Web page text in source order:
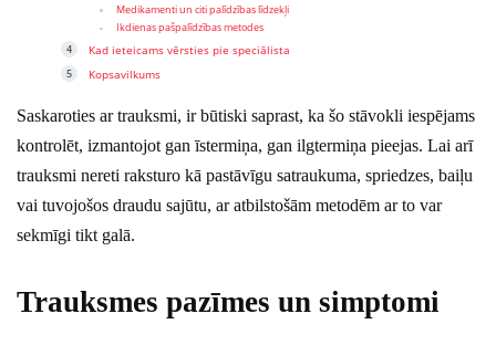
Medikamenti un citi palīdzības līdzekļi
Ikdienas pašpalīdzības metodes
Kad ieteicams vērsties pie speciālista
Kopsavilkums
Saskaroties ar trauksmi, ir būtiski saprast, ka šo stāvokli iespējams
kontrolēt, izmantojot gan īstermiņa, gan ilgtermiņa pieejas. Lai arī
trauksmi nereti raksturo kā pastāvīgu satraukuma, spriedzes, baiļu
vai tuvojošos draudu sajūtu, ar atbilstošām metodēm ar to var
sekmīgi tikt galā.
Trauksmes pazīmes un simptomi